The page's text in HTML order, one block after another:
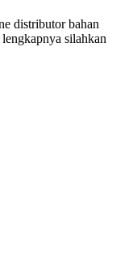
distributor bahan
silahkan